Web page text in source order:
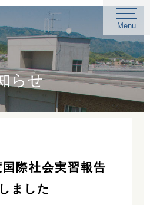
Menu
らせ
際社会実習報告
ました